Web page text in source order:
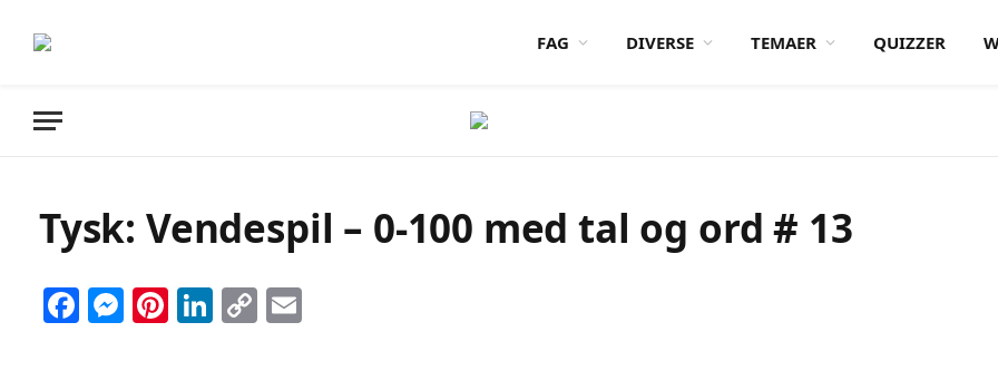
FAG DIVERSE TEMAER QUIZZER
Tysk: Vendespil – 0-100 med tal og ord # 13
Facebook
Messenger
Pinterest
LinkedIn
Copy